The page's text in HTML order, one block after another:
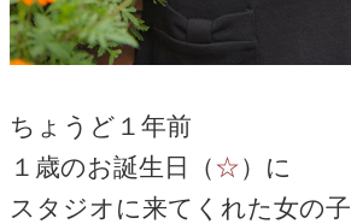
ちょうど１年前
１歳のお誕生日（☆）に
スタジオに来てくれた女の子